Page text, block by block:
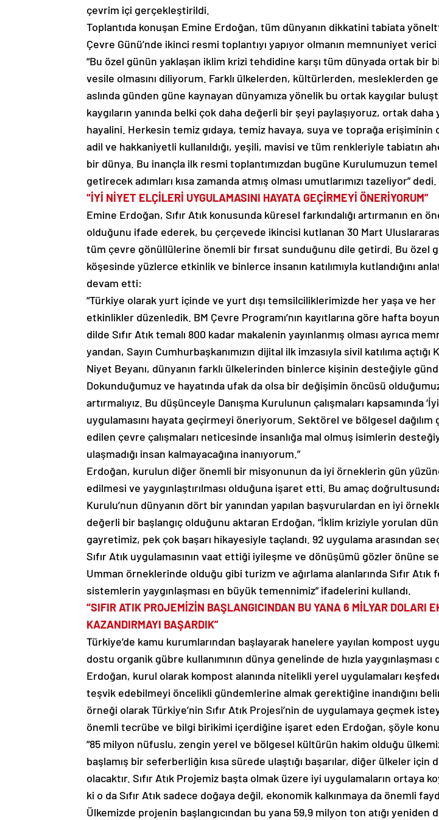
çevrim içi gerçekleştirildi.
Toplantıda konuşan Emine Erdoğan, tüm dünyanın dikkatini tabiata
Çevre Günü’nde ikinci resmi toplantıyı yapıyor olmanın memnuniyet
“Bu özel günün yaklaşan iklim krizi tehdidine karşı tüm dünyada ortak bir
vesile olmasını diliyorum. Farklı ülkelerden, kültürlerden, mesleklerden
aslında günden güne kaynayan dünyamıza yönelik bu ortak kaygılar
kaygıların yanında belki çok daha değerli bir şeyi paylaşıyoruz, ortak
hayalini. Herkesin temiz gıdaya, temiz havaya, suya ve toprağa erişiminin
adil ve hakkaniyetli kullanıldığı, yeşili, mavisi ve tüm renkleriyle tabiatın
bir dünya. Bu inançla ilk resmi toplantımızdan bugüne Kurulumuzun temel
getirecek adımları kısa zamanda atmış olması umutlarımızı tazeliyor” dedi.
“İYİ NİYET ELÇİLERİ UYGULAMASINI HAYATA GEÇİRMEYİ ÖNERİYORUM”
Emine Erdoğan, Sıfır Atık konusunda küresel farkındalığı artırmanın en
olduğunu ifade ederek, bu çerçevede ikincisi kutlanan 30 Mart Uluslararası
tüm çevre gönüllülerine önemli bir fırsat sunduğunu dile getirdi. Bu özel
köşesinde yüzlerce etkinlik ve binlerce insanın katılımıyla kutlandığını
devam etti:
“Türkiye olarak yurt içinde ve yurt dışı temsilciliklerimizde her yaşa ve
etkinlikler düzenledik. BM Çevre Programı’nın kayıtlarına göre hafta
dilde Sıfır Atık temalı 800 kadar makalenin yayınlanmış olması ayrıca
yandan, Sayın Cumhurbaşkanımızın dijital ilk imzasıyla sivil katılıma açtığı
Niyet Beyanı, dünyanın farklı ülkelerinden binlerce kişinin desteğiyle
Dokunduğumuz ve hayatında ufak da olsa bir değişimin öncüsü olduğumuz
artırmalıyız. Bu düşünceyle Danışma Kurulunun çalışmaları kapsamında
uygulamasını hayata geçirmeyi öneriyorum. Sektörel ve bölgesel
edilen çevre çalışmaları neticesinde insanlığa mal olmuş isimlerin
ulaşmadığı insan kalmayacağına inanıyorum.”
Erdoğan, kurulun diğer önemli bir misyonunun da iyi örneklerin gün
edilmesi ve yaygınlaştırılması olduğuna işaret etti. Bu amaç
Kurulu’nun dünyanın dört bir yanından yapılan başvurulardan en iyi
değerli bir başlangıç olduğunu aktaran Erdoğan, “İklim kriziyle yorulan
gayretimiz, pek çok başarı hikayesiyle taçlandı. 92 uygulama arasından
Sıfır Atık uygulamasının vaat ettiği iyileşme ve dönüşümü gözler önüne
Umman örneklerinde olduğu gibi turizm ve ağırlama alanlarında Sıfır
sistemlerin yaygınlaşması en büyük temennimiz” ifadelerini kullandı.
“SIFIR ATIK PROJEMİZİN BAŞLANGICINDAN BU YANA 6 MİLYAR DOLARI
KAZANDIRMAYI BAŞARDIK”
Türkiye’de kamu kurumlarından başlayarak hanelere yayılan kompost
dostu organik gübre kullanımının dünya genelinde de hızla
Erdoğan, kurul olarak kompost alanında nitelikli yerel uygulamaları
teşvik edebilmeyi öncelikli gündemlerine almak gerektiğine inandığını
örneği olarak Türkiye’nin Sıfır Atık Projesi’nin de uygulamaya geçmek
önemli tecrübe ve bilgi birikimi içerdiğine işaret eden Erdoğan, şöyle
“85 milyon nüfuslu, zengin yerel ve bölgesel kültürün hakim olduğu
başlamış bir seferberliğin kısa sürede ulaştığı başarılar, diğer ülkeler için
olacaktır. Sıfır Atık Projemiz başta olmak üzere iyi uygulamaların ortaya
ki o da Sıfır Atık sadece doğaya değil, ekonomik kalkınmaya da önemli
Ülkemizde projenin başlangıcından bu yana 59,9 milyon ton atığı yeniden